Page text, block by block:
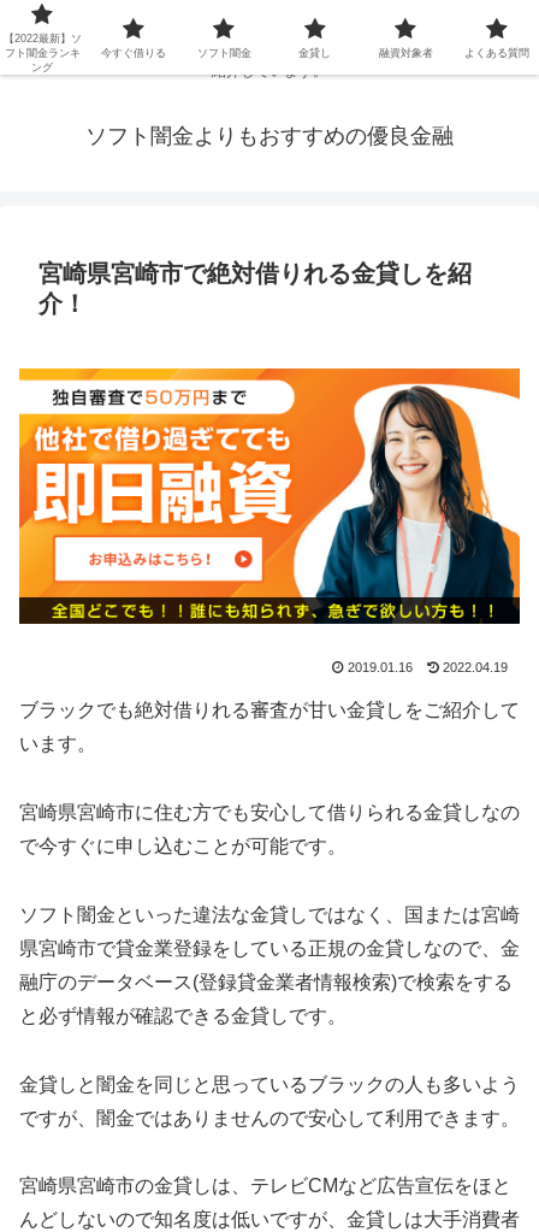
延滞ブラックや年金・生活保護・主婦・パート・派遣など消費者金融でお金を
借りられないブラックの方でも、即日融資で借りられる審査が甘い優良街金を
紹介しています。
ソフト闇金よりもおすすめの優良金融
宮崎県宮崎市で絶対借りれる金貸しを紹
介！
2019.01.16 2022.04.19
ブラックでも絶対借りれる審査が甘い金貸しをご紹介して
います。
宮崎県宮崎市に住む方でも安心して借りられる金貸しなの
で今すぐに申し込むことが可能です。
ソフト闇金といった違法な金貸しではなく、国または宮崎
県宮崎市で貸金業登録をしている正規の金貸しなので、金
融庁のデータベース(登録貸金業者情報検索)で検索をする
と必ず情報が確認できる金貸しです。
金貸しと闇金を同じと思っているブラックの人も多いよう
ですが、闇金ではありませんので安心して利用できます。
宮崎県宮崎市の金貸しは、テレビCMなど広告宣伝をほと
んどしないので知名度は低いですが、金貸しは大手消費者
【2022最新】ソ
フト闇金ランキ
ング
今すぐ借りる ソフト闇金 金貸し 融資対象者 よくある質問